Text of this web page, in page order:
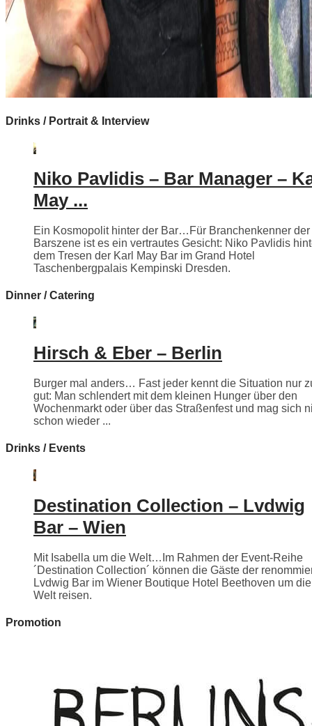
Drinks / Portrait & Interview
Niko Pavlidis – Bar Manager –
May ...
Ein Kosmopolit hinter der Bar…Für Branchenkenner der
Barszene ist es ein vertrautes Gesicht: Niko Pavlidis
dem Tresen der Karl May Bar im Grand Hotel
Taschenbergpalais Kempinski Dresden.
Dinner / Catering
Hirsch & Eber – Berlin
Burger mal anders… Fast jeder kennt die Situation nur
gut: Man schlendert mit dem kleinen Hunger über den
Wochenmarkt oder über das Straßenfest und mag sich
schon wieder ...
Drinks / Events
Destination Collection – Lvdwig
Bar – Wien
Mit Isabella um die Welt…Im Rahmen der Event-Reihe
´Destination Collection´ können die Gäste der
Lvdwig Bar im Wiener Boutique Hotel Beethoven um die
Welt reisen.
Promotion